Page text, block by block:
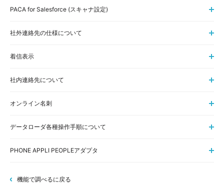
PACA for Salesforce (スキャナ設定)
社外連絡先の仕様について
着信表示
社内連絡先について
オンライン名刺
データローダ各種操作手順について
PHONE APPLI PEOPLEアダプタ
機能で調べるに戻る